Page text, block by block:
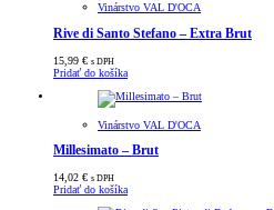
Vinárstvo VAL D'OCA
Rive di Santo Stefano – Extra Brut
15,99 € s DPH
Pridať do košíka
Vinárstvo VAL D'OCA
Millesimato – Brut
14,02 € s DPH
Pridať do košíka